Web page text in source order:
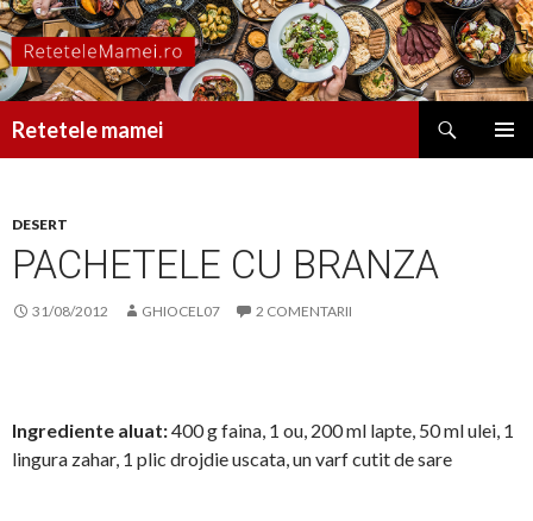
Retetele mamei
DESERT
PACHETELE CU BRANZA
31/08/2012 GHIOCEL07 2 COMENTARII
Ingrediente aluat:400 g faina, 1 ou, 200 ml lapte, 50 ml ulei, 1
lingura zahar, 1 plic drojdie uscata, un varf cutit de sare